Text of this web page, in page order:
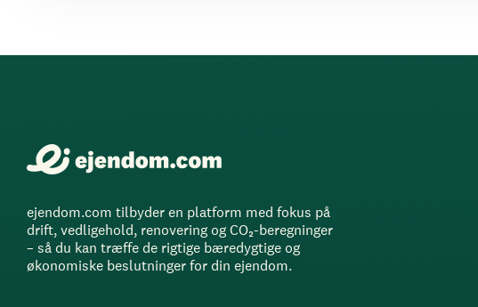
ejendom.com tilbyder en platform med fokus på
drift, vedligehold, renovering og CO₂-beregninger
– så du kan træffe de rigtige bæredygtige og
økonomiske beslutninger for din ejendom.